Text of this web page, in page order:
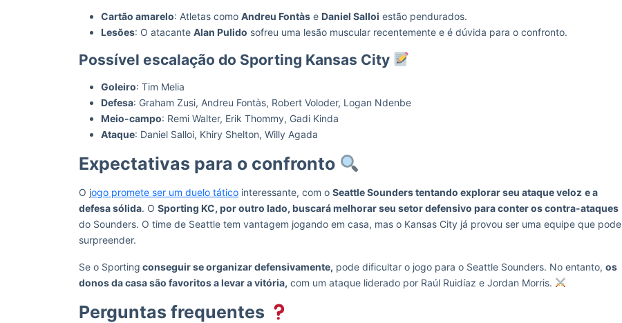
Cartão amarelo: Atletas como Andreu Fontàs e Daniel Salloi estão pendurados.
Lesões: O atacante Alan Pulido sofreu uma lesão muscular recentemente e é dúvida para o confronto.
Possível escalação do Sporting Kansas City
Goleiro: Tim Melia
Defesa: Graham Zusi, Andreu Fontàs, Robert Voloder, Logan Ndenbe
Meio-campo: Remi Walter, Erik Thommy, Gadi Kinda
Ataque: Daniel Salloi, Khiry Shelton, Willy Agada
Expectativas para o confronto
O jogo promete ser um duelo tático interessante, com o Seattle Sounders tentando explorar seu ataque veloz e a
defesa sólida. O Sporting KC, por outro lado, buscará melhorar seu setor defensivo para conter os contra-ataques
do Sounders. O time de Seattle tem vantagem jogando em casa, mas o Kansas City já provou ser uma equipe que pode
surpreender.
Se o Sporting conseguir se organizar defensivamente, pode dificultar o jogo para o Seattle Sounders. No entanto, os
donos da casa são favoritos a levar a vitória, com um ataque liderado por Raúl Ruidíaz e Jordan Morris.
Perguntas frequentes